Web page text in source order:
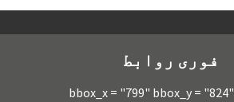
فوری روابط
<پھیلاؤ bbox_x = "799" bbox_y = "824"